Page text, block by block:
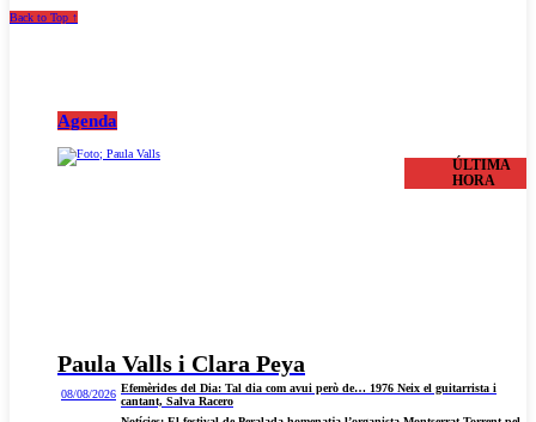
Back to Top ↑
Agenda
Paula Valls i Clara Peya
ÚLTIMA
HORA
08/08/2026 Efemèrides del Dia: Tal dia com avui però de… 1976 Neix el guitarrista i
cantant, Salva Racero